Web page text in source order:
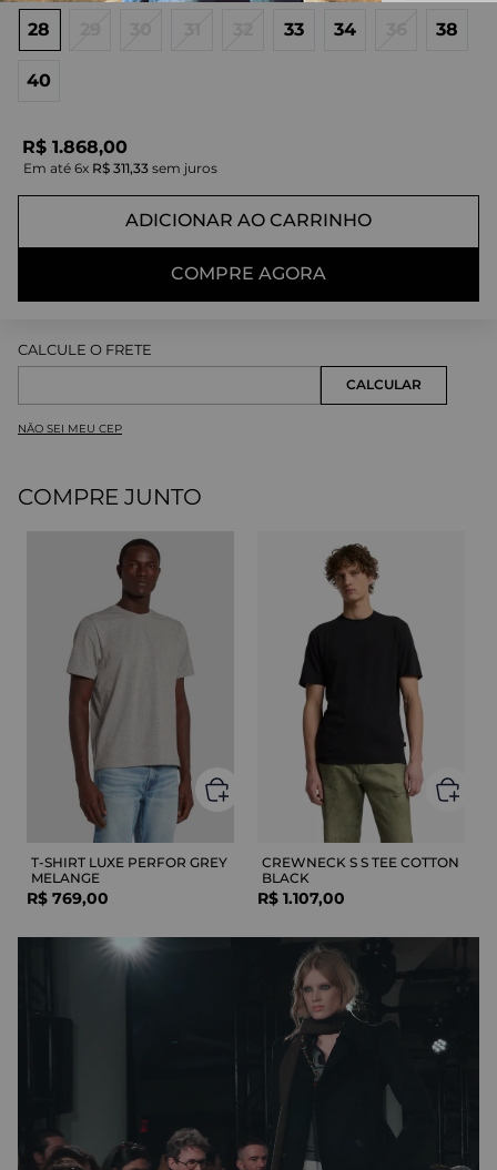
28 33 34 38
40
R$ 1.868,00
Em até 6x R$ 311,33 sem juros
ADICIONAR AO CARRINHO
COMPRE AGORA
NÃO SEI MEU CEP
COMPRE JUNTO
T-SHIRT LUXE PERFOR GREY
MELANGE
R$ 769,00
CREWNECK S S TEE COTTON
BLACK
R$ 1.107,00